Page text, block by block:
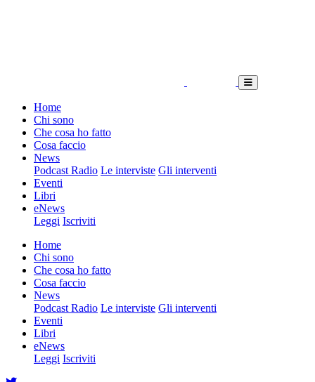
Home
Chi sono
Che cosa ho fatto
Cosa faccio
News
Podcast Radio Le interviste Gli interventi
Eventi
Libri
eNews
Leggi Iscriviti
Home
Chi sono
Che cosa ho fatto
Cosa faccio
News
Podcast Radio Le interviste Gli interventi
Eventi
Libri
eNews
Leggi Iscriviti